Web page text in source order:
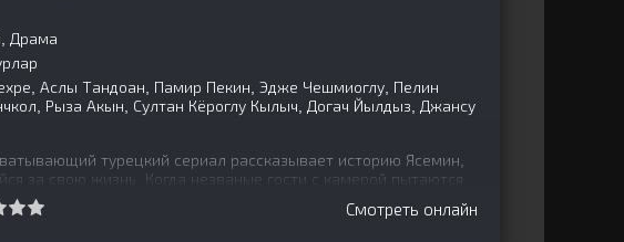
Драма
Аслы Тандоан, Памир Пекин, Эдже Чешмиоглу, Пелин
Рыза Акын, Султан Кёроглу Кылыч, Догач Йылдыз, Джансу
турецкий сериал рассказывает историю Ясемин,
за свою жизнь. Когда незваные гости с камерой пытаются
неожиданно изъявляет желание
Смотреть онлайн